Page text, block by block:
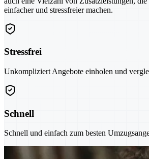
einfacher und stressfreier machen.
Stressfrei
Unkompliziert Angebote einholen und
Schnell
Schnell und einfach zum besten